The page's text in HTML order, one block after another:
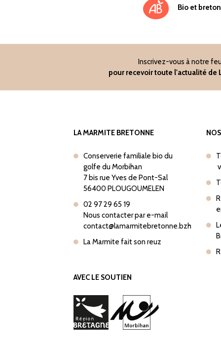
Bio et breton
Inscrivez-vous à notre
pour recevoir toute l'actualité de
LA MARMITE BRETONNE
Conserverie familiale bio du
golfe du Morbihan
7 bis rue Yves de Pont-Sal
56400 PLOUGOUMELEN
02 97 29 65 19
Nous contacter par e-mail
contact@lamarmitebretonne.bzh
La Marmite fait son reuz
AVEC LE SOUTIEN